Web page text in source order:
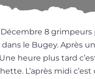
Décembre 8
le Bugey. Après
heure plus tard
L’après midi